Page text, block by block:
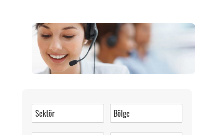
0 (216) 462 49 34
Pazartesi-Cumartesi 09.00-20.00